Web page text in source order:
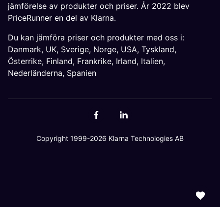
jämförelse av produkter och priser. År 2022 blev
PriceRunner en del av Klarna.
Du kan jämföra priser och produkter med oss i:
Danmark, UK, Sverige, Norge, USA, Tyskland,
Österrike, Finland, Frankrike, Irland, Italien,
Nederländerna, Spanien
Copyright 1999-2026 Klarna Technologies AB